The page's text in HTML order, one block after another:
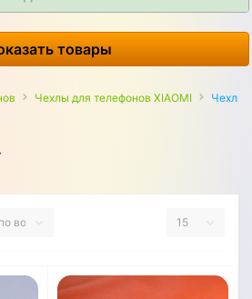
товары
Чехлы для телефонов XIAOMI Чехлы